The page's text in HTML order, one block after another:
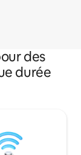
des
durée